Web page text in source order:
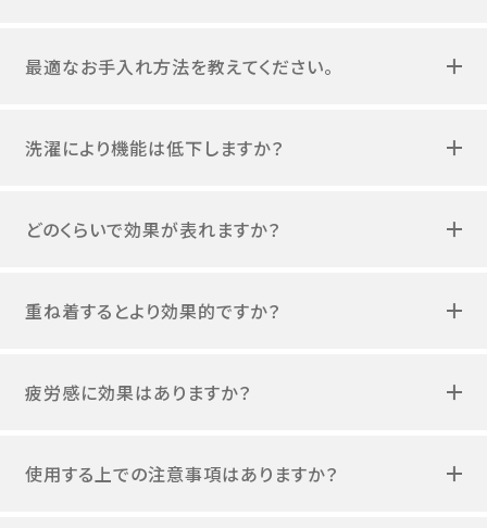
最適なお手入れ方法を教えてください。
洗濯により機能は低下しますか？
どのくらいで効果が表れますか？
重ね着するとより効果的ですか？
疲労感に効果はありますか？
使用する上での注意事項はありますか？